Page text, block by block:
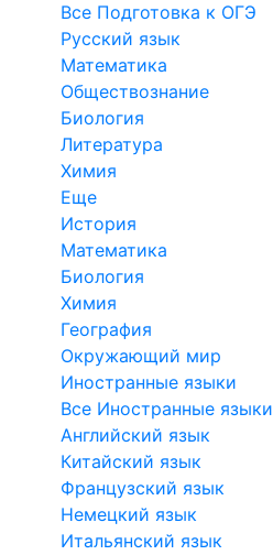
Все Подготовка к ОГЭ
Русский язык
Математика
Обществознание
Биология
Литература
Химия
Еще
История
Математика
Биология
Химия
География
Окружающий мир
Иностранные языки
Все Иностранные языки
Английский язык
Китайский язык
Французский язык
Немецкий язык
Итальянский язык